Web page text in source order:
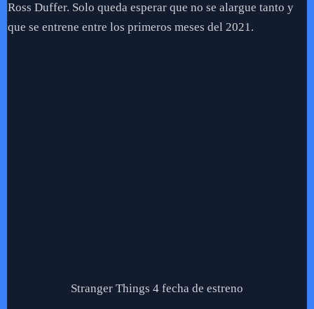
Ross Duffer. Solo queda esperar que no se alargue tanto y
que se entrene entre los primeros meses del 2021.
Stranger Things 4 fecha de estreno